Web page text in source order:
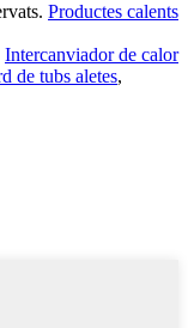
Productes calents
Intercanviador de calor
de tubs aletes,